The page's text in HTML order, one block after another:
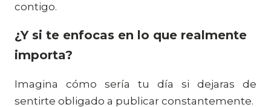
contigo.
¿Y si te enfocas en lo que realmente
importa?
Imagina cómo sería tu día si dejaras de
sentirte obligado a publicar constantemente.